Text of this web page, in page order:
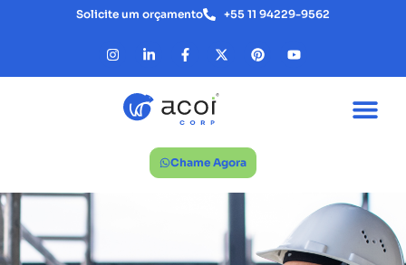
Solicite um orçamento +55 11 94229-9562
Chame Agora